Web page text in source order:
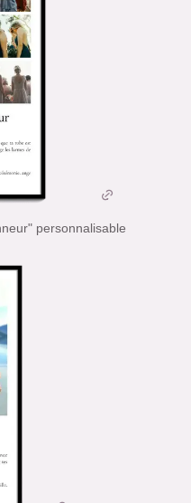
personnalisable